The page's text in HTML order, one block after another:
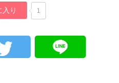
り 1